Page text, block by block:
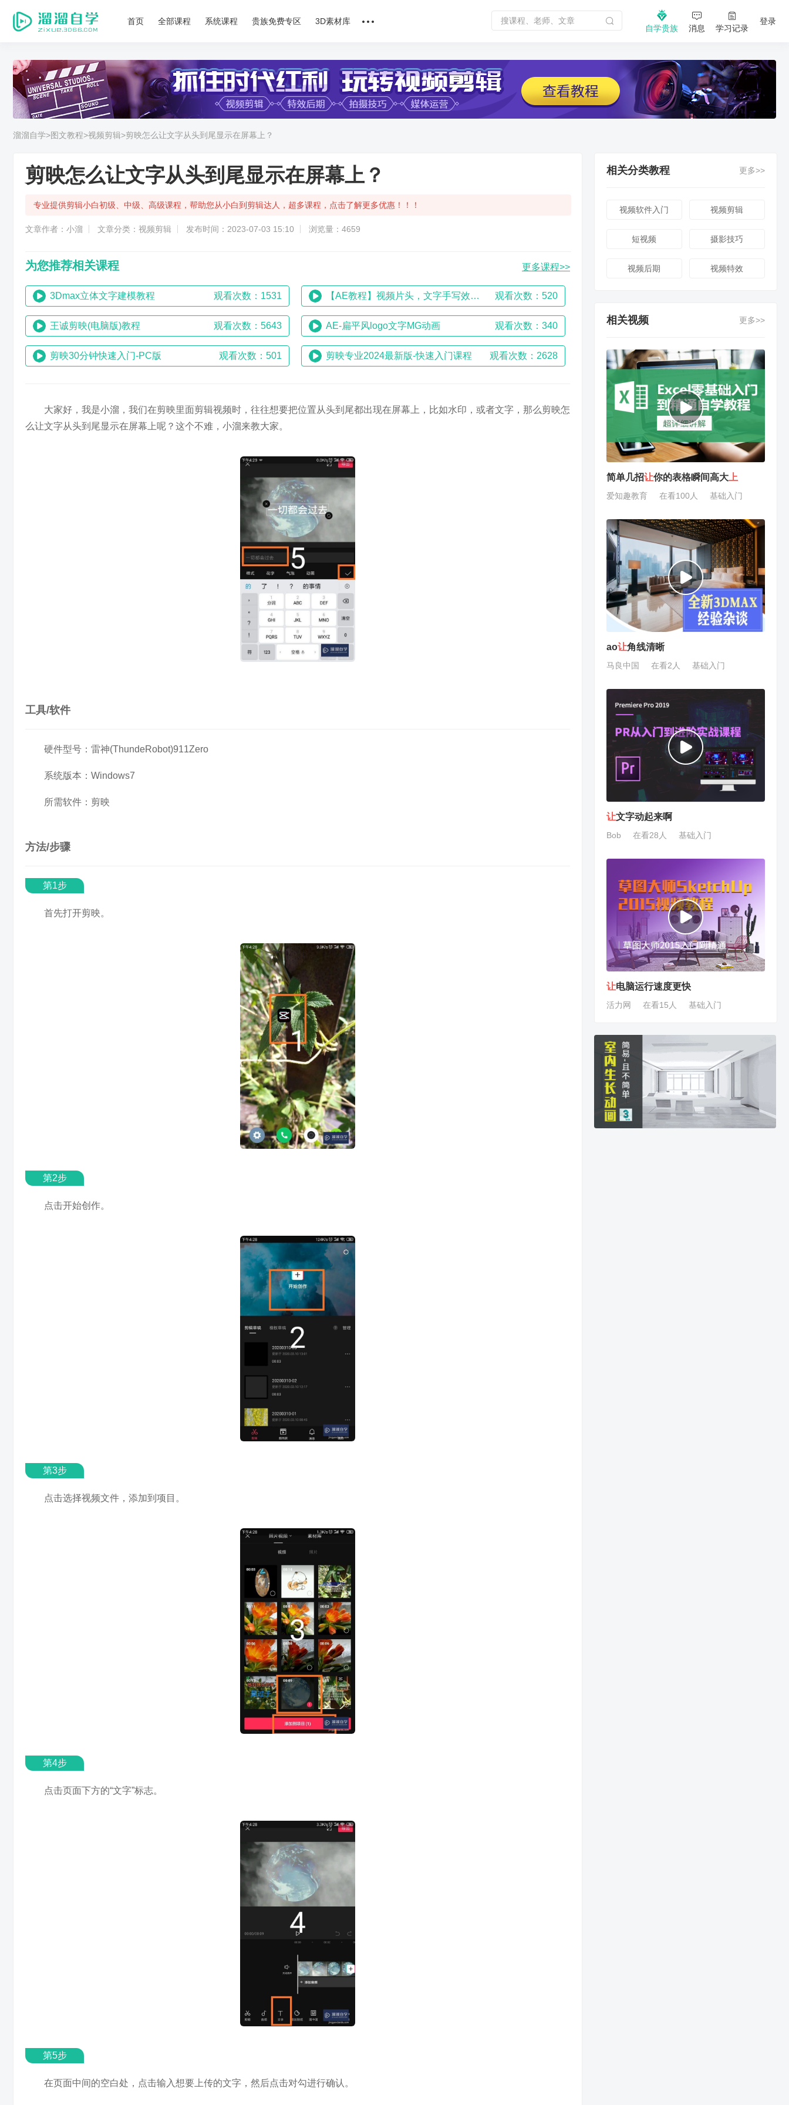
首页 全部课程 系统课程 贵族免费专区 3D素材库
课程文章
自学贵族 消息 学习记录
登录
溜溜自学>图文教程>视频剪辑>剪映怎么让文字从头到尾显示在屏幕上？
剪映怎么让文字从头到尾显示在屏幕上？
专业提供剪辑小白初级、中级、高级课程，帮助您从小白到剪辑达人，超多课程，点击了解更多优惠！！！
文章作者：小溜 文章分类：视频剪辑 发布时间：2023-07-03 15:10 浏览量：4659
为您推荐相关课程 更多课程>>
3Dmax立体文字建模教程 观看次数：1531 【AE教程】视频片头，文字手写效果！ 观看次数：520
王诚剪映(电脑版)教程 观看次数：5643 AE-扁平风logo文字MG动画 观看次数：340
剪映30分钟快速入门-PC版 观看次数：501 剪映专业2024最新版-快速入门课程 观看次数：2628
大家好，我是小溜，我们在剪映里面剪辑视频时，往往想要把位置从头到尾都出现在屏幕上，比如水印，或者文字，那么剪映怎
么让文字从头到尾显示在屏幕上呢？这个不难，小溜来教大家。
工具/软件
硬件型号：雷神(ThundeRobot)911Zero
系统版本：Windows7
所需软件：剪映
方法/步骤
第1步
首先打开剪映。
第2步
点击开始创作。
第3步
点击选择视频文件，添加到项目。
第4步
点击页面下方的“文字”标志。
第5步
在页面中间的空白处，点击输入想要上传的文字，然后点击对勾进行确认。
相关分类教程 更多>>
视频软件入门 视频剪辑
短视频 摄影技巧
视频后期 视频特效
相关视频 更多>>
简单几招让你的表格瞬间高大 上
爱知趣教育 在看100人 基础入门
ao让角线清晰
马良中国 在看2人 基础入门
让文字动起来啊
Bob 在看28人 基础入门
让电脑运行速度更快
活力网 在看15人 基础入门